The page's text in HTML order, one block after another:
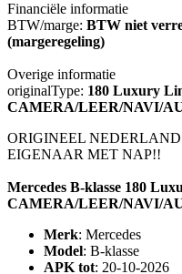
Financiële informatie
BTW/marge: BTW niet
(margeregeling)
Overige informatie
originalType: 180 Luxury
CAMERA/LEER/NAVI/
ORIGINEEL
EIGENAAR MET NAP!!
Mercedes B-klasse 180
CAMERA/LEER/NAVI/
Merk: Mercedes
Model: B-klasse
APK tot: 20-10-2026